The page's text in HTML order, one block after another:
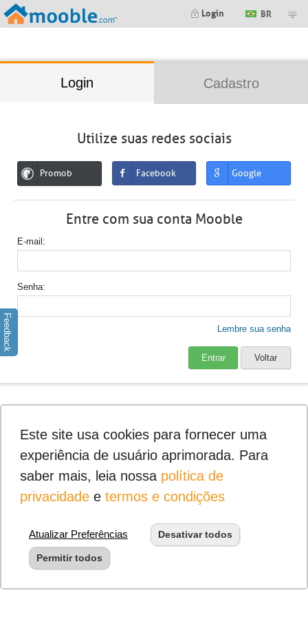
Login BR
Login Cadastro
Utilize suas redes sociais
Promob Facebook Google
Entre com sua conta Mooble
E-mail
Senha
Lembre sua senha
Entrar Voltar
Feedback
Este site usa cookies para fornecer uma
experiência de usuário aprimorada. Para
saber mais, leia nossa política de
privacidadee termos e condições
Atualizar Preferências Desativar todos
Permitir todos